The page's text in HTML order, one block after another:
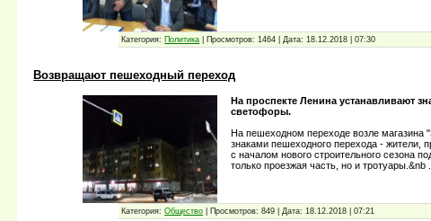
Категория: Политика Просмотров: 1464 Дата: 18.12.2018 |07:30
Возвращают пешеходный переход
На проспекте Ленина устанавливают
светофоры.
На пешеходном переходе возле магазина
знаками пешеходного перехода - жители,
с началом нового строительного сезона
только проезжая часть, но и тротуары.&nb
Категория: Общество Просмотров: 849 Дата: 18.12.2018 |07:21